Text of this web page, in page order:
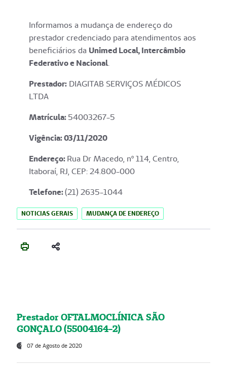
Informamos a mudança de endereço do
prestador credenciado para atendimentos aos
beneficiários da Unimed Local, Intercâmbio
Federativo e Nacional.
Prestador: DIAGITAB SERVIÇOS MÉDICOS
LTDA
Matrícula:54003267-5
Vigência: 03/11/2020
Endereço:Rua Dr Macedo, nº 114, Centro,
Itaboraí, RJ, CEP: 24.800-000
Telefone:(21) 2635-1044
NOTICIAS GERAIS MUDANÇA DE ENDEREÇO
Prestador OFTALMOCLÍNICA SÃO
GONÇALO (55004164-2)
07 de Agosto de 2020